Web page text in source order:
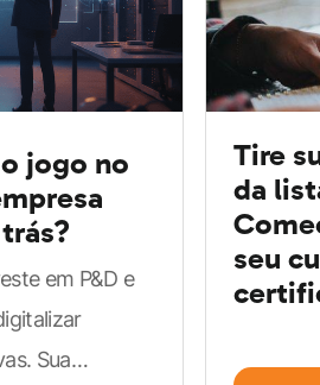
por promover novas
educação.
apenas transferiam o
cartilha pros alunos. Dessa
que não dava muita abertura
desenvolvessem seu senso
jogo no
em P&D e
Sua
Tire
da
seu